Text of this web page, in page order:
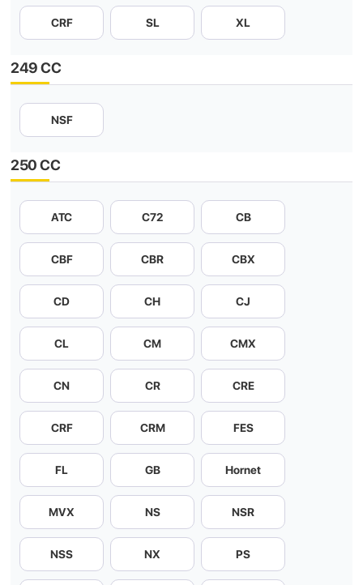
CRF SL XL
249 CC
NSF
250 CC
ATC C72 CB
CBF CBR CBX
CD CH CJ
CL CM CMX
CN CR CRE
CRF CRM FES
FL GB Hornet
MVX NS NSR
NSS NX PS